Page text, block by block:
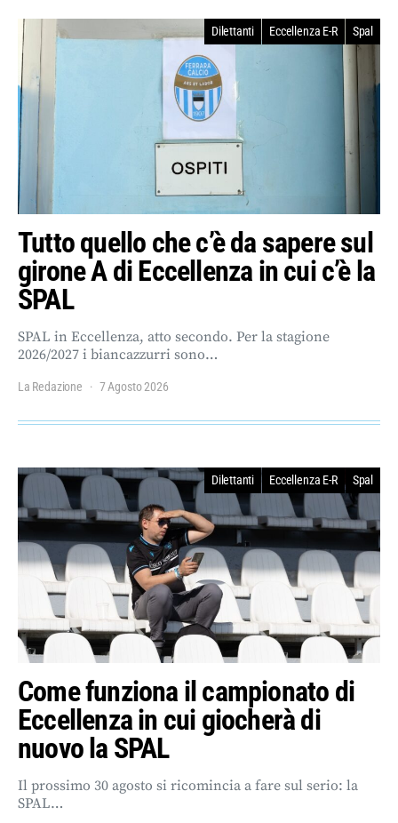
Dilettanti Eccellenza E-R Spal
Tutto quello che c’è da sapere sul
girone A di Eccellenza in cui c’è la
SPAL
SPAL in Eccellenza, atto secondo. Per la stagione
2026/2027 i biancazzurri sono…
La Redazione 7 Agosto 2026
Dilettanti Eccellenza E-R Spal
Come funziona il campionato di
Eccellenza in cui giocherà di
nuovo la SPAL
Il prossimo 30 agosto si ricomincia a fare sul serio: la
SPAL…